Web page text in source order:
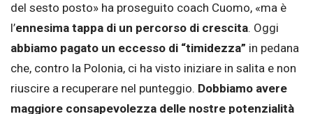
del sesto posto» ha proseguito coach Cuomo, «ma è
l’ennesima tappa di un percorso di crescita. Oggi
abbiamo pagato un eccesso di “timidezza” in pedana
che, contro la Polonia, ci ha visto iniziare in salita e non
riuscire a recuperare nel punteggio. Dobbiamo avere
maggiore consapevolezza delle nostre potenzialità